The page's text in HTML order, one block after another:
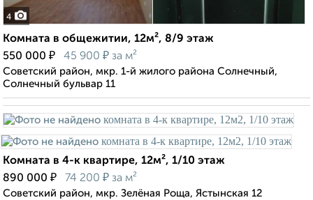
4
Комната в общежитии, 12м², 8/9 этаж
550 000 ₽ 45 900 ₽ за м²
Советский район, мкр. 1-й жилого района Солнечный,
Солнечный бульвар 11
Комната в 4-к квартире, 12м², 1/10 этаж
890 000 ₽ 74 200 ₽ за м²
Советский район, мкр. Зелёная Роща, Ястынская 12